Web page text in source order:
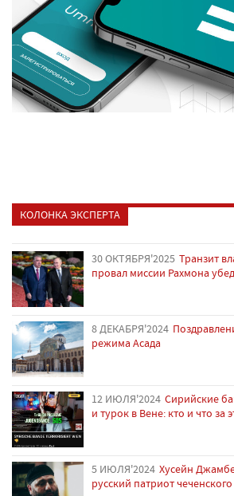
КОЛОНКА ЭКСПЕРТА
30 ОКТЯБРЯ'2025 Транзит
провал миссии Рахмона
8 ДЕКАБРЯ'2024
режима Асада
12 ИЮЛЯ'2024 Сирийские
и турок в Вене: кто и что за
5 ИЮЛЯ'2024 Хусейн
русский патриот